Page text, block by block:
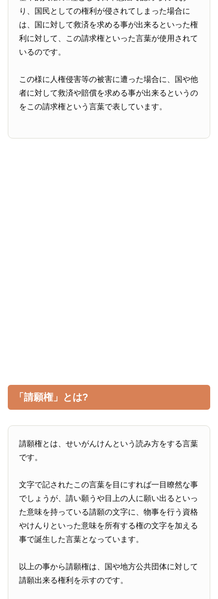
り、国民としての権利が侵されてしまった場合に
は、国に対して救済を求める事が出来るといった権
利に対して、この請求権といった言葉が使用されて
いるのです。
この様に人権侵害等の被害に遭った場合に、国や他
者に対して救済や賠償を求める事が出来るというの
をこの請求権という言葉で表しています。
「請願権」とは?
請願権とは、せいがんけんという読み方をする言葉
です。
文字で記されたこの言葉を目にすれば一目瞭然な事
でしょうが、請い願うや目上の人に願い出るといっ
た意味を持っている請願の文字に、物事を行う資格
やけんりといった意味を所有する権の文字を加える
事で誕生した言葉となっています。
以上の事から請願権は、国や地方公共団体に対して
請願出来る権利を示すのです。